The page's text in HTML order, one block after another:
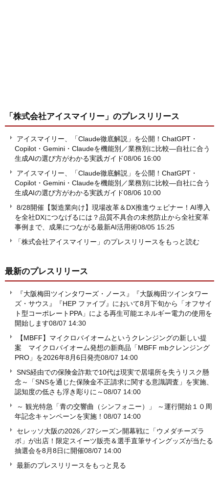
「株式会社アイスマイリー」 のプレスリリース
アイスマイリー、「Claude徹底解説」を公開！ChatGPT・
Copilot・Gemini・Claudeを機能別／業務別に比較―自社に合う
生成AIの選び方がわかる実践ガイド08/06 16:00
アイスマイリー、「Claude徹底解説」を公開！ChatGPT・
Copilot・Gemini・Claudeを機能別／業務別に比較―自社に合う
生成AIの選び方がわかる実践ガイド08/06 10:00
8/28開催【製造業向け】現場改革＆DX推進ウェビナー！AI導入
を全社DXにつなげるには？品質不具合の未然防止から全社変革
事例まで、成果につながる最新AI活用術08/05 15:25
「株式会社アイスマイリー」のプレスリリースをもっと読む
最新のプレスリリース
『大阪梅田ツインタワーズ・ノース』『大阪梅田ツインタワー
ズ・サウス』『HEP ファイブ』において8月下旬から「オフサイ
ト型コーポレートPPA」による再生可能エネルギー電力の使用を
開始します08/07 14:30
【MBFF】マイクロバイオームというクレンジングの新しい提
案 マイクロバイオーム発想の新商品「MBFF mbクレンジング
PRO」を2026年8月6日発売08/07 14:00
SNS経由での保険金詐欺で10代は現実で居場所を失うリスク懸
念～「SNSを通じた保険金不正請求に関する意識調査」を実施、
認知度の低さも浮き彫りに～08/07 14:00
～ 観光特急「青の交響曲（シンフォニー）」 ～運行開始１０周
年記念キャンペーンを実施！ 08/07 14:00
セレッソ大阪の2026／27シーズン開幕戦に「ウメダチーズラ
ボ」が出店！限定スイーツ販売＆選手直筆サイングッズが当たる
抽選会を8月8日に開催08/07 14:00
最新のプレスリリースをもっと見る